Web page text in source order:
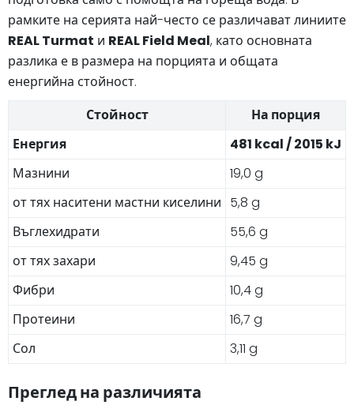
рамките на серията най-често се различават линиите
REAL Turmat и REAL Field Meal, като основната
разлика е в размера на порцията и общата
енергийна стойност.
Стойност
На порция
Енергия
481 kcal / 2015 kJ
Мазнини
19,0 g
от тях наситени мастни киселини 5,8 g
Въглехидрати
55,6 g
от тях захари
9,45 g
Фибри
10,4 g
Протеини
16,7 g
Сол
3,11 g
Преглед на различията